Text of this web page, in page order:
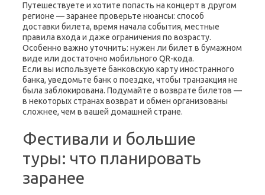
Путешествуете и хотите попасть на концерт в другом
регионе — заранее проверьте нюансы: способ
доставки билета, время начала события, местные
правила входа и даже ограничения по возрасту.
Особенно важно уточнить: нужен ли билет в бумажном
виде или достаточно мобильного QR-кода.
Если вы используете банковскую карту иностранного
банка, уведомьте банк о поездке, чтобы транзакция не
была заблокирована. Подумайте о возврате билетов —
в некоторых странах возврат и обмен организованы
сложнее, чем в вашей домашней стране.
Фестивали и большие
туры: что планировать
заранее